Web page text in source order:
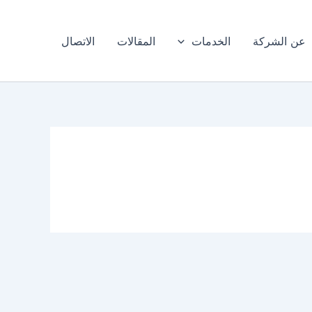
عن الشركة الخدمات المقالات الاتصال